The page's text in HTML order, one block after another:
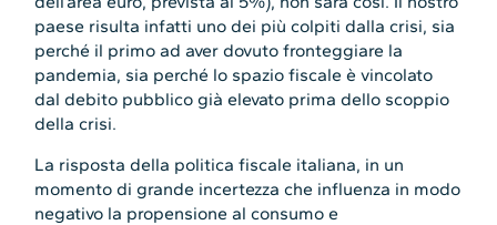
paese risulta infatti uno dei più colpiti dalla crisi, sia
perché il primo ad aver dovuto fronteggiare la
pandemia, sia perché lo spazio fiscale è vincolato
dal debito pubblico già elevato prima dello scoppio
della crisi.
La risposta della politica fiscale italiana, in un
momento di grande incertezza che influenza in modo
negativo la propensione al consumo e